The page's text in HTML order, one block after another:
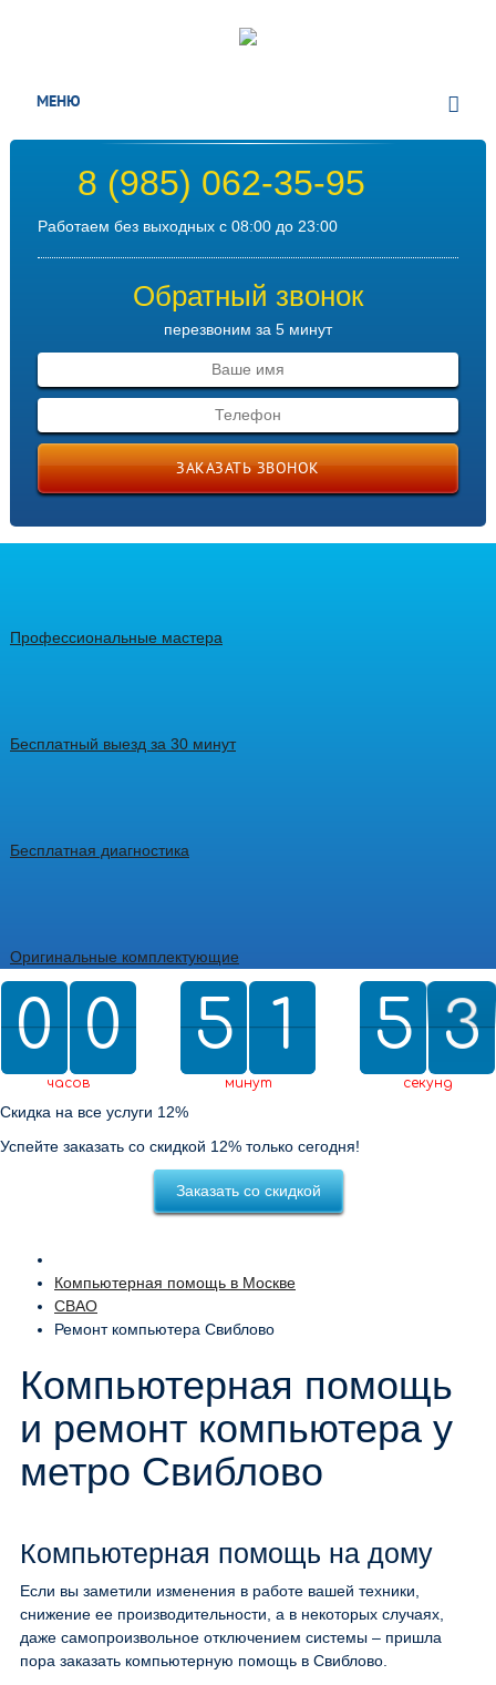
МЕНЮ
8 (985) 062-35-95
Работаем без выходных с 08:00 до 23:00
Обратный звонок
перезвоним за 5 минут
ЗАКАЗАТЬ ЗВОНОК
Профессиональные мастера
Бесплатный выезд за 30 минут
Бесплатная диагностика
Оригинальные комплектующие
0
0 0
0
часов
5
5 2
1
1
2
минут
0
5
5
0 2
1
1
2
секунд
Скидка на все услуги 12%
Успейте заказать со скидкой 12% только сегодня!
Заказать со скидкой
Компьютерная помощь в Москве
СВАО
Ремонт компьютера Свиблово
Компьютерная помощь
и ремонт компьютера у
метро Свиблово
Компьютерная помощь на дому
Если вы заметили изменения в работе вашей техники,
снижение ее производительности, а в некоторых случаях,
даже самопроизвольное отключением системы – пришла
пора заказать компьютерную помощь в Свиблово.